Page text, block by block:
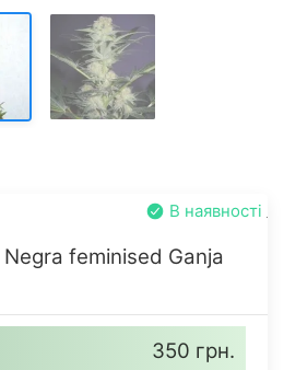
В наявності
feminised Ganja
350 грн.